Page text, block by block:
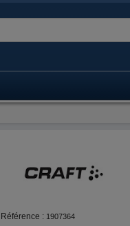
Référence : 1907364